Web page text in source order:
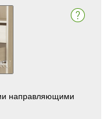
направляющими